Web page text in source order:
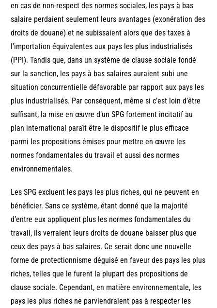
en cas de non-respect des normes sociales, les pays à bas
salaire perdaient seulement leurs avantages (exonération des
droits de douane) et ne subissaient alors que des taxes à
l’importation équivalentes aux pays les plus industrialisés
(PPI). Tandis que, dans un système de clause sociale fondé
sur la sanction, les pays à bas salaires auraient subi une
situation concurrentielle défavorable par rapport aux pays les
plus industrialisés. Par conséquent, même si c’est loin d’être
suffisant, la mise en œuvre d’un SPG fortement incitatif au
plan international paraît être le dispositif le plus efficace
parmi les propositions émises pour mettre en œuvre les
normes fondamentales du travail et aussi des normes
environnementales.
Les SPG excluent les pays les plus riches, qui ne peuvent en
bénéficier. Sans ce système, étant donné que la majorité
d’entre eux appliquent plus les normes fondamentales du
travail, ils verraient leurs droits de douane baisser plus que
ceux des pays à bas salaires. Ce serait donc une nouvelle
forme de protectionnisme déguisé en faveur des pays les plus
riches, telles que le furent la plupart des propositions de
clause sociale. Cependant, en matière environnementale, les
pays les plus riches ne parviendraient pas à respecter les